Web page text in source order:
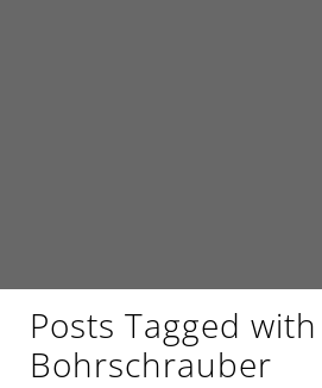
Posts Tagged
Bohrschrauber